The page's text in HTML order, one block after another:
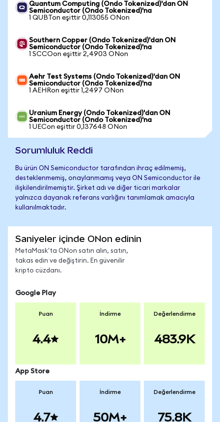
Quantum Computing (Ondo Tokenized)'dan ON
Semiconductor (Ondo Tokenized)'na
1 QUBTon eşittir 0,113055 ONon
Southern Copper (Ondo Tokenized)'dan ON
Semiconductor (Ondo Tokenized)'na
1 SCCOon eşittir 2,4903 ONon
Aehr Test Systems (Ondo Tokenized)'dan ON
Semiconductor (Ondo Tokenized)'na
1 AEHRon eşittir 1,2497 ONon
Uranium Energy (Ondo Tokenized)'dan ON
Semiconductor (Ondo Tokenized)'na
1 UECon eşittir 0,137648 ONon
Sorumluluk Reddi
Bu ürün ON Semiconductor tarafından ihraç edilmemiş,
desteklenmemiş, onaylanmamış veya ON Semiconductor ile
ilişkilendirilmemiştir. Şirket adı ve diğer ticari markalar
yalnızca dayanak referans varlığını tanımlamak amacıyla
kullanılmaktadır.
Saniyeler içinde ONon edinin
MetaMask'ta ONon satın alın, satın,
takas edin ve değiştirin. En güvenilir
kripto cüzdanı.
Google Play
Puan
4.4
İndirme
10M+
Değerlendirme
483.9K
App Store
Puan
4.7
İndirme
50M+
Değerlendirme
75.8K